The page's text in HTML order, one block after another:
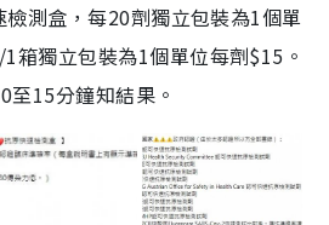
測盒，每20劑獨立包裝為1個單
箱獨立包裝為1個單位每劑$15。
至15分鐘知結果。